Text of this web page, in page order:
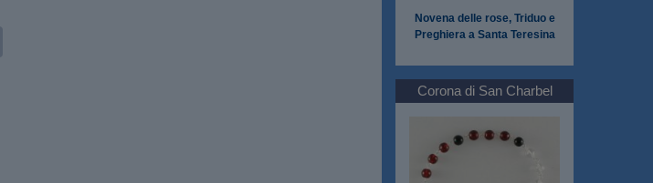
Novena delle rose, Triduo e
Preghiera a Santa Teresina
Corona di San Charbel